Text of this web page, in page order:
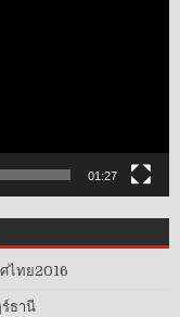
01:27
ไทย2016
ธานี